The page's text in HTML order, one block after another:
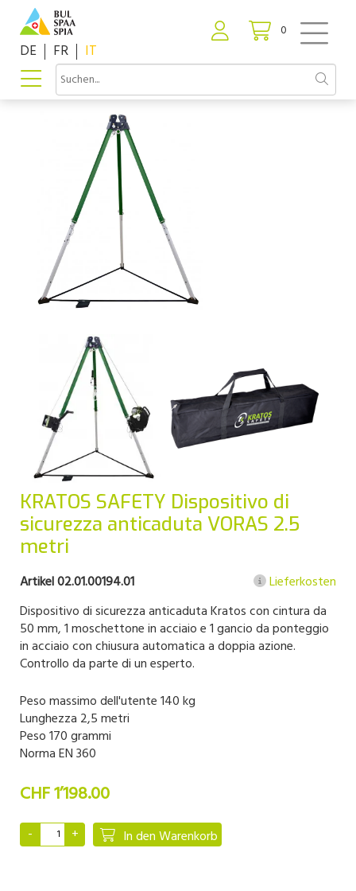
0
DE FR IT
KRATOS SAFETY Dispositivo di
sicurezza anticaduta VORAS 2.5
metri
Artikel 02.01.00194.01
Lieferkosten
Dispositivo di sicurezza anticaduta Kratos con cintura da
50 mm, 1 moschettone in acciaio e 1 gancio da ponteggio
in acciaio con chiusura automatica a doppia azione.
Controllo da parte di un esperto.
Peso massimo dell'utente 140 kg
Lunghezza 2,5 metri
Peso 170 grammi
Norma EN 360
CHF 1’198.00
In den Warenkorb